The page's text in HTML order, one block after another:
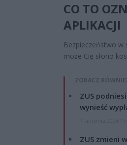
CO TO
APLIKACJI
Bezpieczeństwo w
może Cię słono
ZOBACZ
ZUS
wynieść
ZUS zmieni